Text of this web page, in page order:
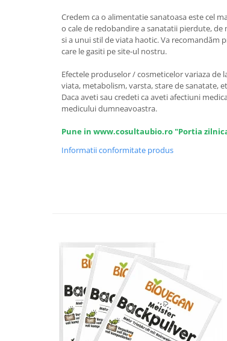
Zahar si indulcitori
Guma de mestecat bio
Seminte, fructe uscate, samburi
Mixuri, condimente si mirodenii
Specialitati si produse asiatice
Credem ca o alimentatie sanatoasa este cel
o cale de redobandire a sanatatii pierdute,
si a unui stil de viata haotic. Va recomandăm
care le gasiti pe site-ul nostru.
Efectele produselor / cosmeticelor variaza de
viata, metabolism, varsta, stare de sanatate,
Daca aveti sau credeti ca aveti afectiuni
medicului dumneavoastra.
Pune in www.cosultaubio.ro "Portia
Informatii conformitate produs